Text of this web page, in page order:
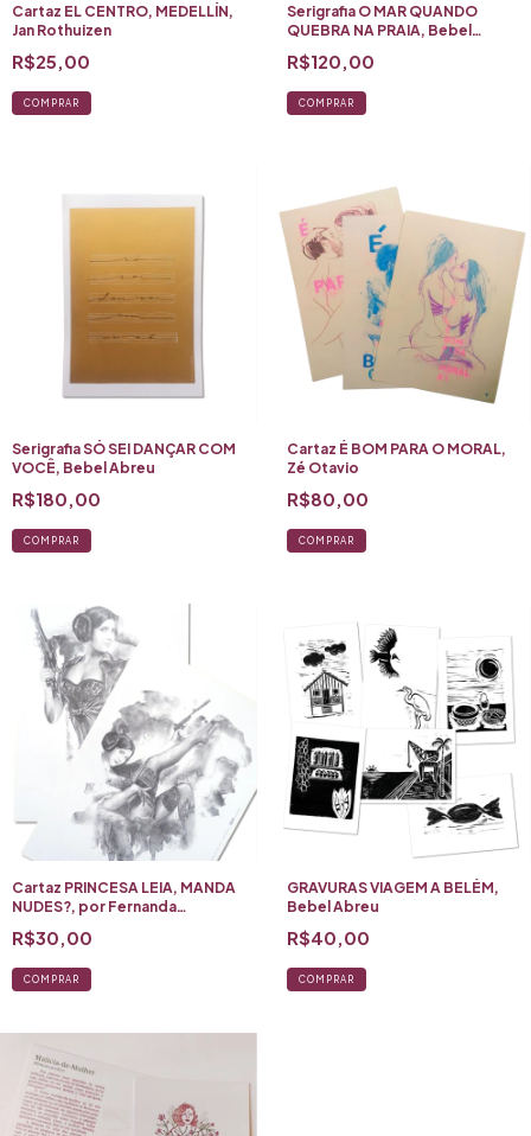
Cartaz EL CENTRO, MEDELLÍN,
Jan Rothuizen
R$25,00
Serigrafia O MAR QUANDO
QUEBRA NA PRAIA, Bebel
R$120,00
Serigrafia SÓ SEI DANÇAR COM
VOCÊ, Bebel Abreu
R$180,00
Cartaz É BOM PARA O MORAL,
Zé Otavio
R$80,00
COMPRAR
Cartaz PRINCESA LEIA, MANDA
NUDES?, por Fernanda
R$30,00
COMPRAR
GRAVURAS VIAGEM A BELÉM,
Bebel Abreu
R$40,00
COMPRAR